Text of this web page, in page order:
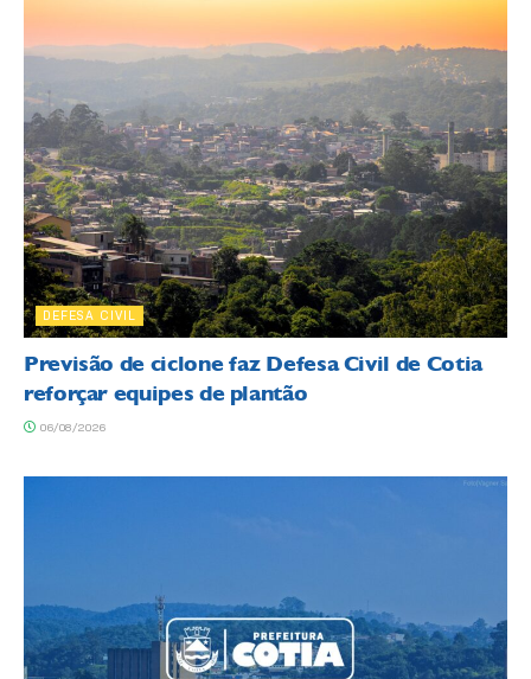
DEFESA CIVIL
Previsão de ciclone faz Defesa Civil de Cotia
reforçar equipes de plantão
06/08/2026